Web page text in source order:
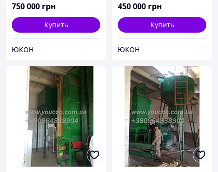
750 000 грн
Купить
ЮКОН
450 000 грн
Купить
ЮКОН